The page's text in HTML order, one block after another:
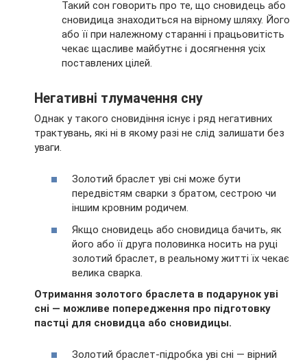
Такий сон говорить про те, що сновидець або
сновидица знаходиться на вірному шляху. Його
або її при належному старанні і працьовитість
чекає щасливе майбутнє і досягнення усіх
поставлених цілей.
Негативні тлумачення сну
Однак у такого сновидіння існує і ряд негативних
трактувань, які ні в якому разі не слід залишати без
уваги.
Золотий браслет уві сні може бути
передвістям сварки з братом, сестрою чи
іншим кровним родичем.
Якщо сновидець або сновидица бачить, як
його або її друга половинка носить на руці
золотий браслет, в реальному житті їх чекає
велика сварка.
Отримання золотого браслета в подарунок уві
сні — можливе попередження про підготовку
пастці для сновидца або сновидицы.
Золотий браслет-підробка уві сні — вірний